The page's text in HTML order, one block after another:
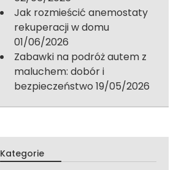
Jak rozmieścić anemostaty
rekuperacji w domu
01/06/2026
Zabawki na podróż autem z
maluchem: dobór i
bezpieczeństwo 19/05/2026
Kategorie